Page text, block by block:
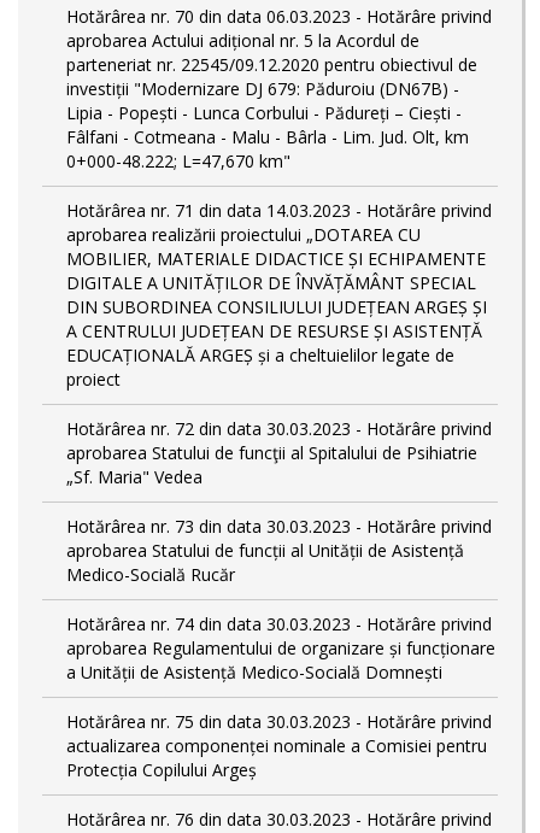
Hotărârea nr. 70 din data 06.03.2023 - Hotărâre privind
aprobarea Actului adițional nr. 5 la Acordul de
parteneriat nr. 22545/09.12.2020 pentru obiectivul de
investiții "Modernizare DJ 679: Păduroiu (DN67B) -
Lipia - Popești - Lunca Corbului - Pădureți – Ciești -
Fâlfani - Cotmeana - Malu - Bârla - Lim. Jud. Olt, km
0+000-48.222; L=47,670 km"
Hotărârea nr. 71 din data 14.03.2023 - Hotărâre privind
aprobarea realizării proiectului „DOTAREA CU
MOBILIER, MATERIALE DIDACTICE ȘI ECHIPAMENTE
DIGITALE A UNITĂȚILOR DE ÎNVĂȚĂMÂNT SPECIAL
DIN SUBORDINEA CONSILIULUI JUDEȚEAN ARGEȘ ȘI
A CENTRULUI JUDEȚEAN DE RESURSE ȘI ASISTENȚĂ
EDUCAȚIONALĂ ARGEȘ și a cheltuielilor legate de
proiect
Hotărârea nr. 72 din data 30.03.2023 - Hotărâre privind
aprobarea Statului de funcţii al Spitalului de Psihiatrie
„Sf. Maria" Vedea
Hotărârea nr. 73 din data 30.03.2023 - Hotărâre privind
aprobarea Statului de funcții al Unității de Asistență
Medico-Socială Rucăr
Hotărârea nr. 74 din data 30.03.2023 - Hotărâre privind
aprobarea Regulamentului de organizare și funcționare
a Unității de Asistență Medico-Socială Domnești
Hotărârea nr. 75 din data 30.03.2023 - Hotărâre privind
actualizarea componenței nominale a Comisiei pentru
Protecția Copilului Argeș
Hotărârea nr. 76 din data 30.03.2023 - Hotărâre privind